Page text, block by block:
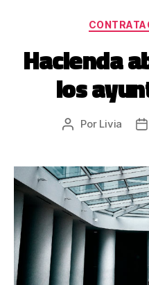
Hacienda
los
Por Livia